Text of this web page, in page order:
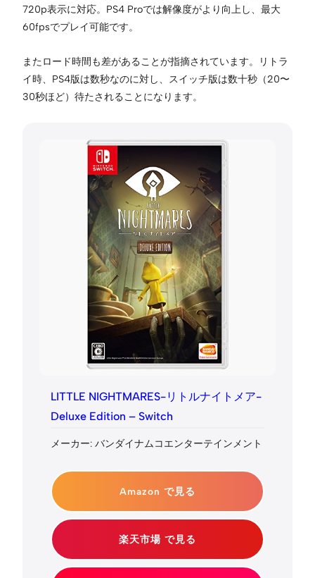
720p表示に対応。PS4 Proでは解像度がより向上し、最大
60fpsでプレイ可能です。
またロード時間も差があることが指摘されています。リトラ
イ時、PS4版は数秒なのに対し、スイッチ版は数十秒（20〜
30秒ほど）待たされることになります。
LITTLE NIGHTMARES-リトルナイトメア-
Deluxe Edition – Switch
メーカー: バンダイナムコエンターテインメント
Amazon で見る
楽天市場 で見る